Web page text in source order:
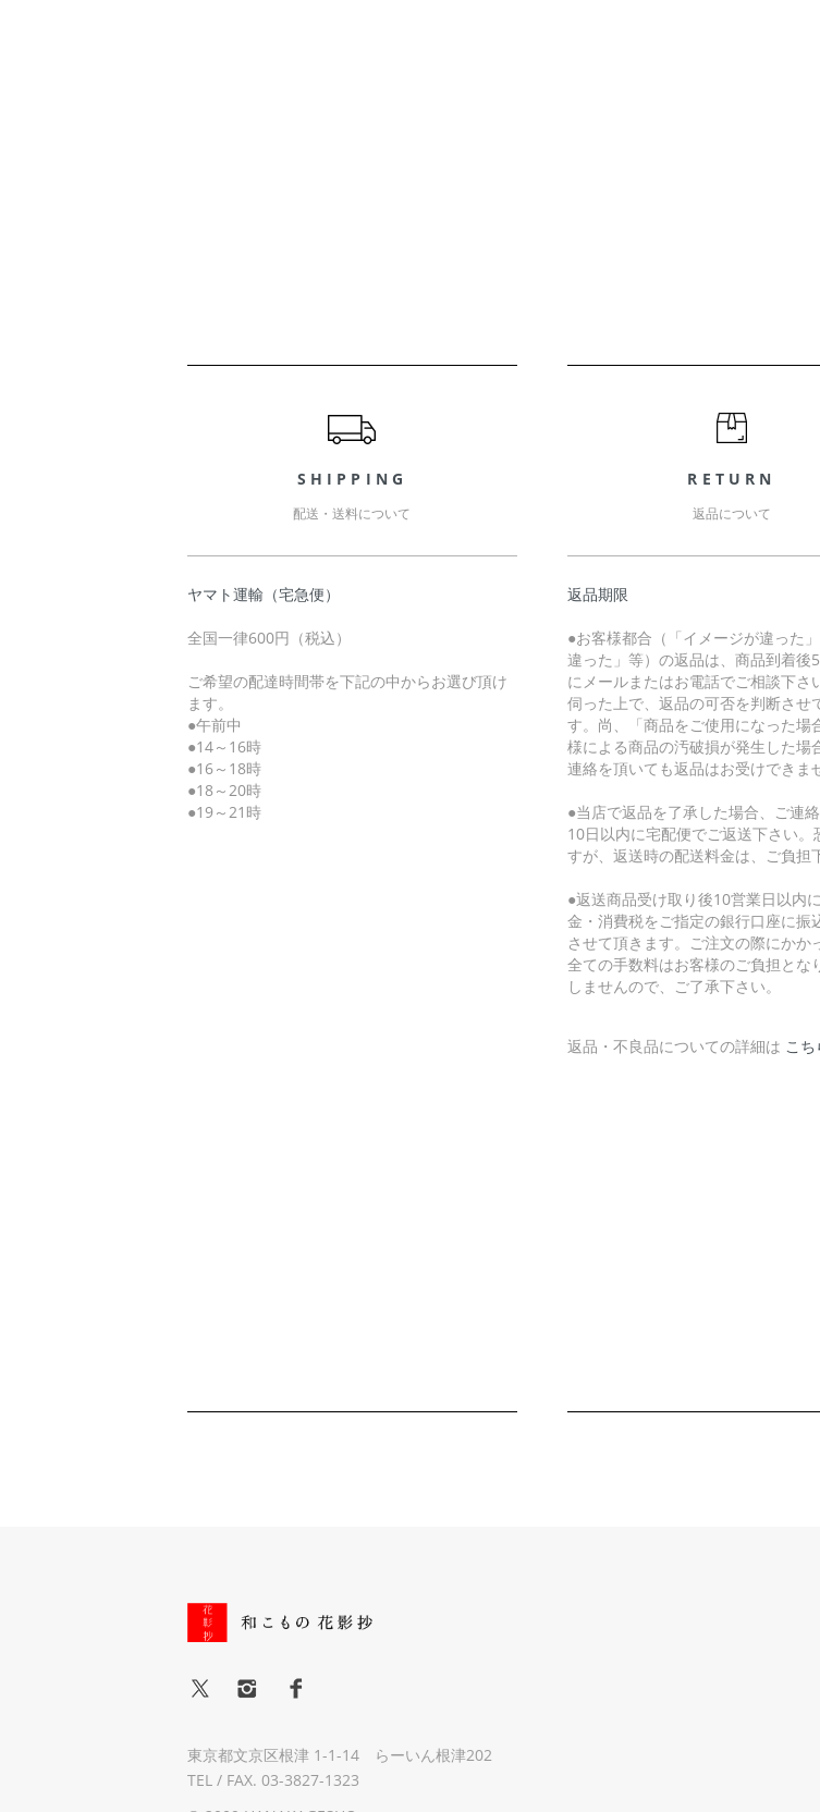
SHIPPING
配送・送料について
ヤマト運輸（宅急便）
全国一律600円（税込）
ご希望の配達時間帯を下記の中からお選び頂け
ます。
●午前中
●14～16時
●16～18時
●18～20時
●19～21時
RETURN
返品について
返品期限
●お客様都合（「イメージが違った
違った」等）の返品は、商品到着後
にメールまたはお電話でご相談下さ
伺った上で、返品の可否を判断させ
す。尚、「商品をご使用になった場
様による商品の汚破損が発生した場
連絡を頂いても返品はお受けできま
●当店で返品を了承した場合、ご連
10日以内に宅配便でご返送下さい。
すが、返送時の配送料金は、ご負担
●返送商品受け取り後10営業日以内
金・消費税をご指定の銀行口座に振
させて頂きます。ご注文の際にかか
全ての手数料はお客様のご負担とな
しませんので、ご了承下さい。
返品・不良品についての詳細は こち
東京都文京区根津 1-1-14 らーいん根津202
TEL / FAX. 03-3827-1323